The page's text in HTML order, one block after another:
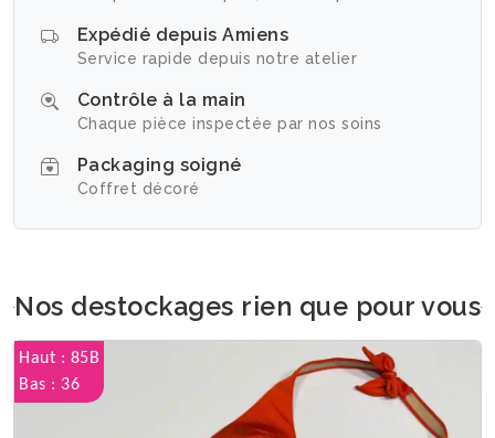
Expédié depuis Amiens
Service rapide depuis notre atelier
Contrôle à la main
Chaque pièce inspectée par nos soins
Packaging soigné
Coffret décoré
Nos destockages rien que pour vous
Haut : 85B
Bas : 36